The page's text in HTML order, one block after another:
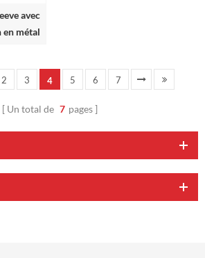
avec
en métal
2 3 4 5 6 7
Un total de 7 pages